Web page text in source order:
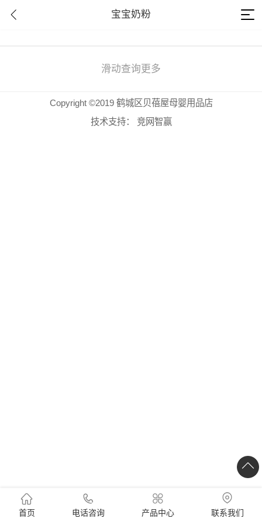
宝宝奶粉
滑动查询更多
首页 电话咨询 产品中心 联系我们
Copyright ©2019 鹤城区贝蓓屋母婴用品店
技术支持：
竞网智赢